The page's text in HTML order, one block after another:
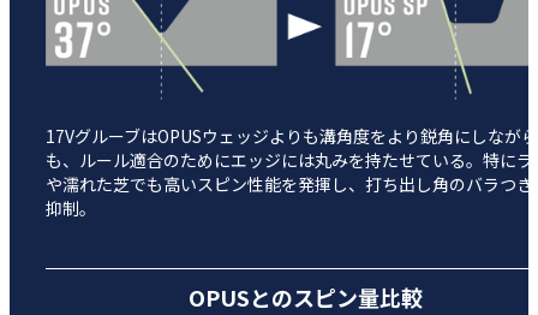
17VグルーブはOPUSウェッジよりも溝角度をより鋭角にしながら
も、ルール適合のためにエッジには丸みを持たせている。特にラ
や濡れた芝でも高いスピン性能を発揮し、打ち出し角のバラつき
抑制。
OPUSとのスピン量比較